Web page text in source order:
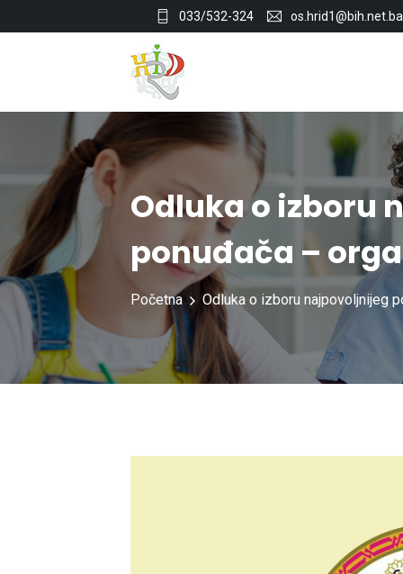
033/532-324 os.hrid1@bih.net.ba
Odluka o izboru
ponuđača –
Početna Odluka o izboru najpovoljnijeg